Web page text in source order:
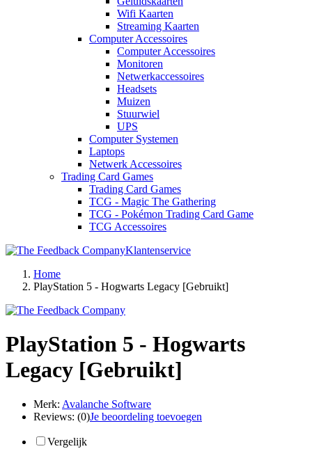
Wifi Kaarten
Streaming Kaarten
Computer Accessoires
Computer Accessoires
Monitoren
Netwerkaccessoires
Headsets
Muizen
Stuurwiel
UPS
Computer Systemen
Laptops
Netwerk Accessoires
Trading Card Games
Trading Card Games
TCG - Magic The Gathering
TCG - Pokémon Trading Card Game
TCG Accessoires
Klantenservice
Home
PlayStation 5 - Hogwarts Legacy [Gebruikt]
PlayStation 5 - Hogwarts
Legacy [Gebruikt]
Merk: Avalanche Software
Reviews: (0)Je beoordeling toevoegen
Vergelijk